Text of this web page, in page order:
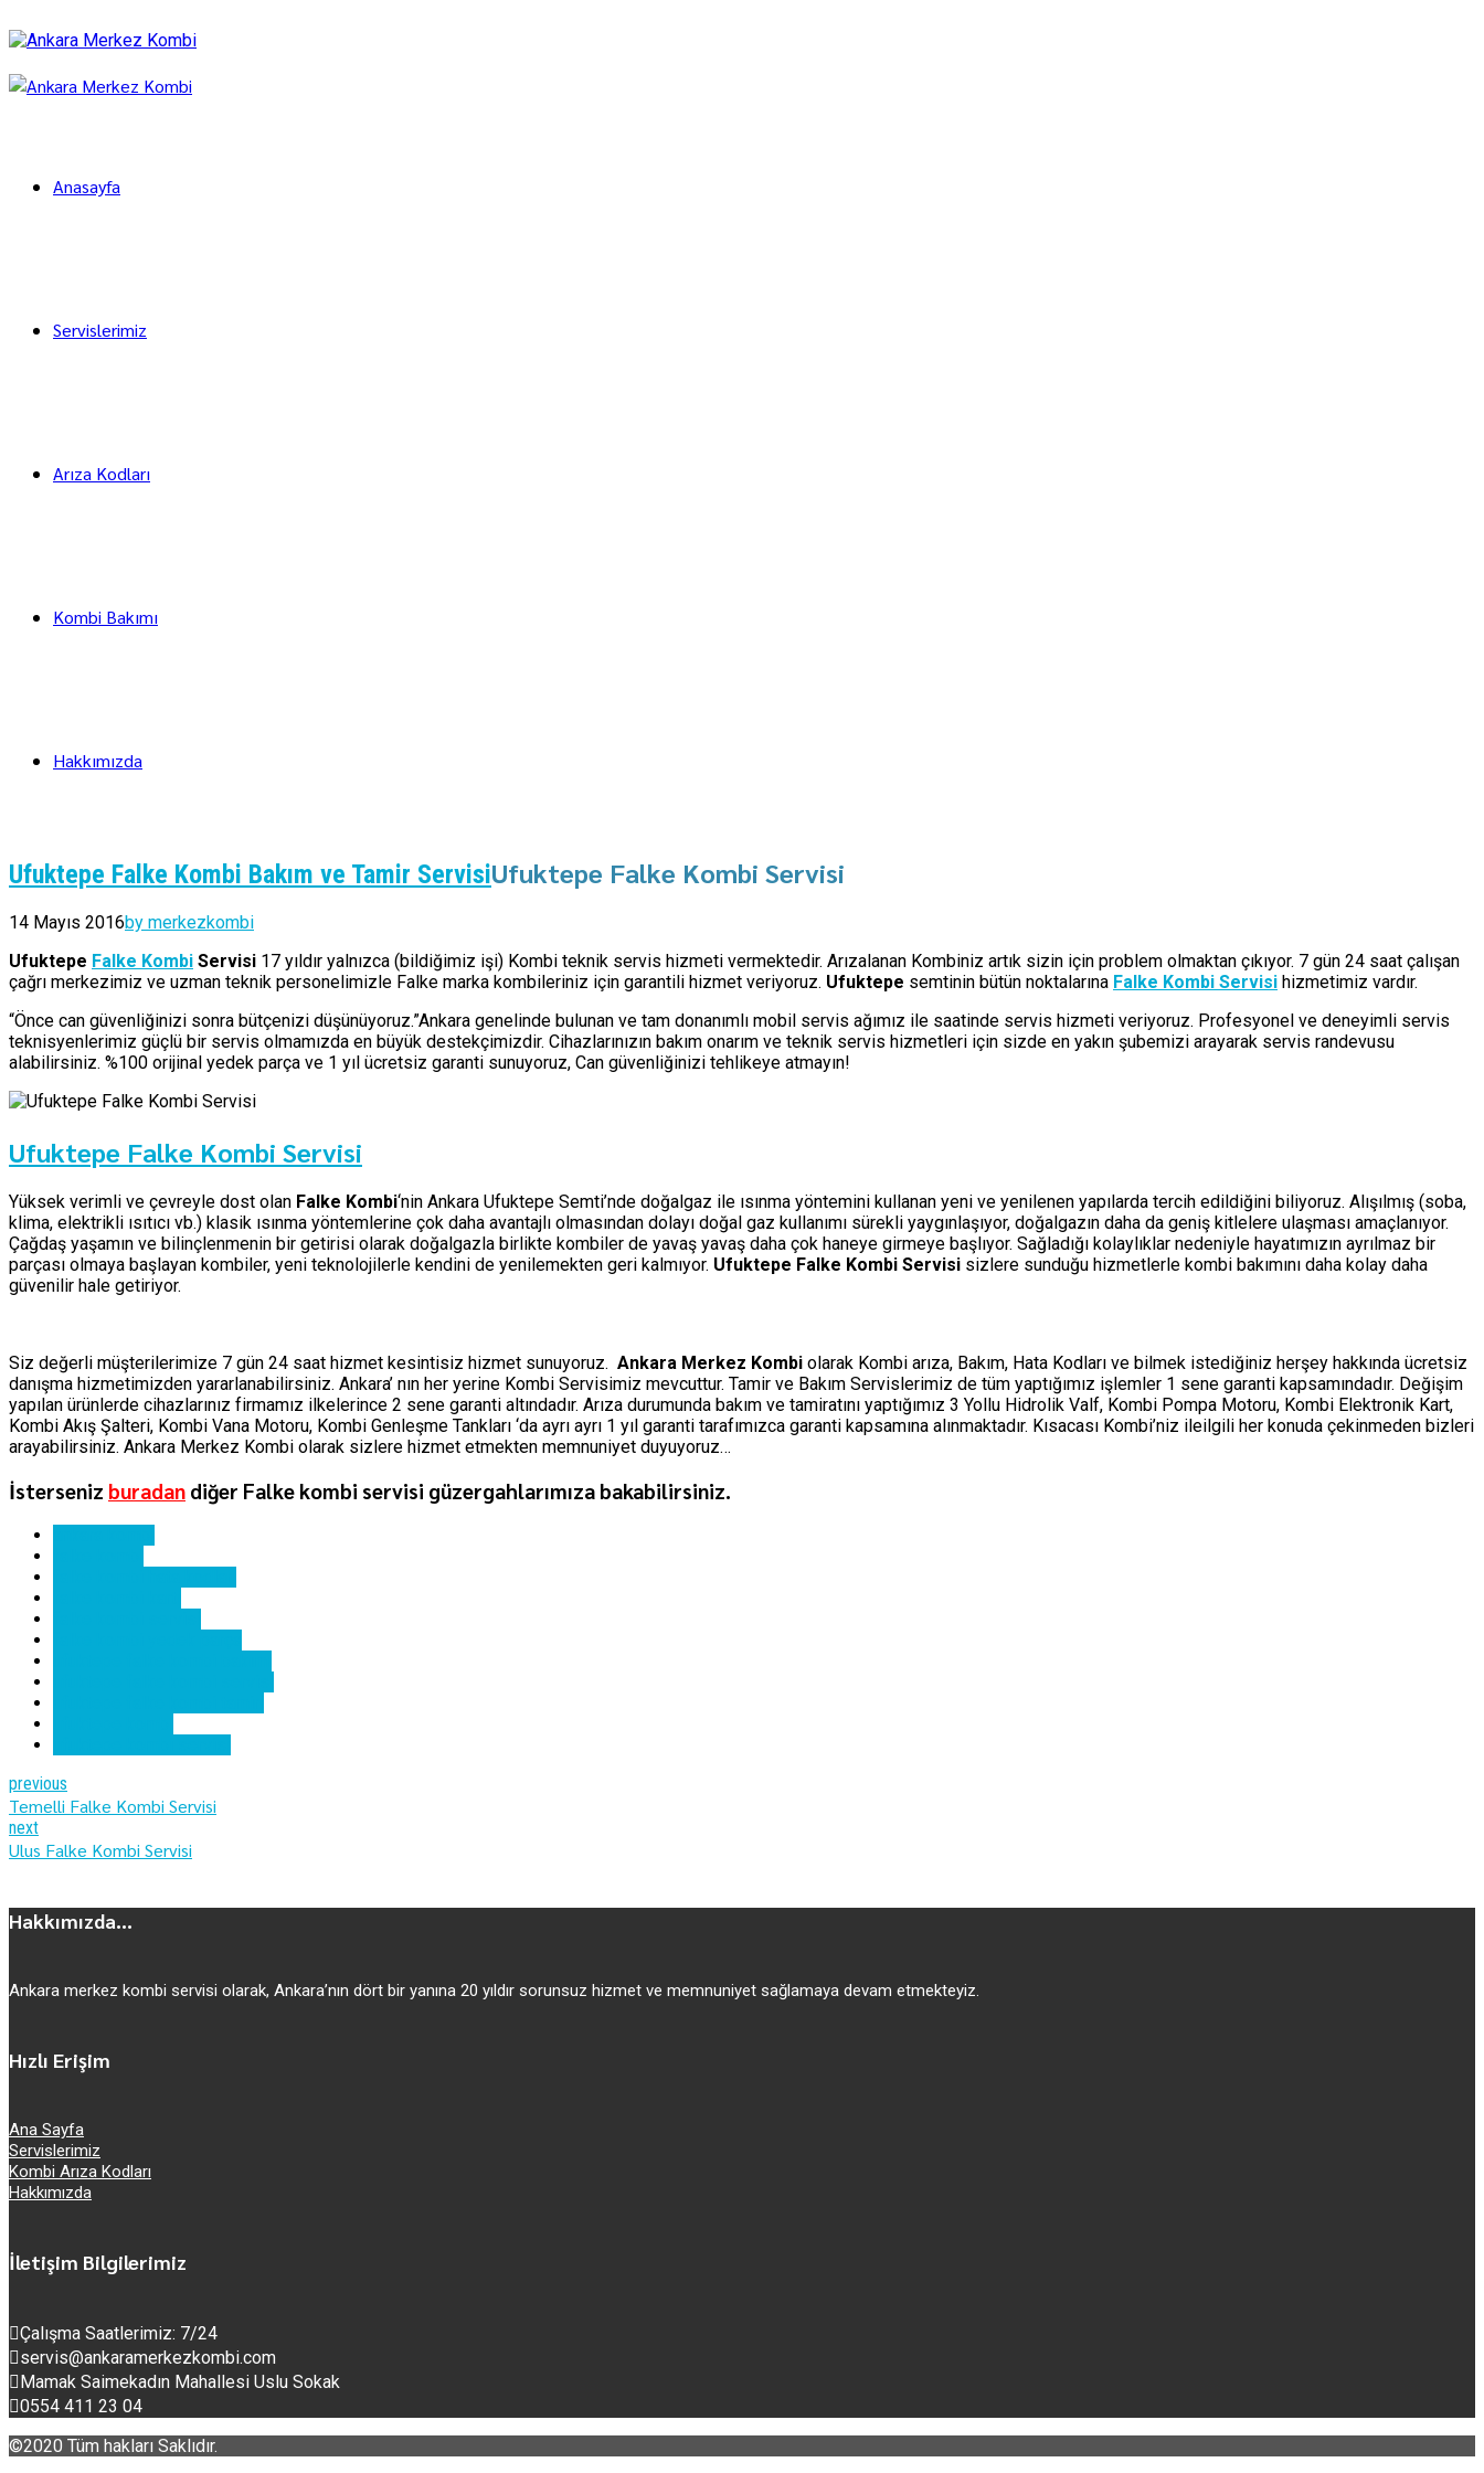
Anasayfa
Servislerimiz
Arıza Kodları
Kombi Bakımı
Hakkımızda
Ufuktepe Falke Kombi Bakım ve Tamir ServisiUfuktepe Falke Kombi Servisi
14 Mayıs 2016by merkezkombi
Ufuktepe Falke Kombi Servisi 17 yıldır yalnızca (bildiğimiz işi) Kombi teknik servis hizmeti vermektedir. Arızalanan Kombiniz artık sizin için problem olmaktan çıkıyor. 7 gün 24 saat çalışan
çağrı merkezimiz ve uzman teknik personelimizle Falke marka kombileriniz için garantili hizmet veriyoruz. Ufuktepe semtinin bütün noktalarına Falke Kombi Servisi hizmetimiz vardır.
“Önce can güvenliğinizi sonra bütçenizi düşünüyoruz.”Ankara genelinde bulunan ve tam donanımlı mobil servis ağımız ile saatinde servis hizmeti veriyoruz. Profesyonel ve deneyimli servis
teknisyenlerimiz güçlü bir servis olmamızda en büyük destekçimizdir. Cihazlarınızın bakım onarım ve teknik servis hizmetleri için sizde en yakın şubemizi arayarak servis randevusu
alabilirsiniz. %100 orijinal yedek parça ve 1 yıl ücretsiz garanti sunuyoruz, Can güvenliğinizi tehlikeye atmayın!
Ufuktepe Falke Kombi Servisi
Yüksek verimli ve çevreyle dost olan Falke Kombi‘nin Ankara Ufuktepe Semti’nde doğalgaz ile ısınma yöntemini kullanan yeni ve yenilenen yapılarda tercih edildiğini biliyoruz. Alışılmış (soba,
klima, elektrikli ısıtıcı vb.) klasik ısınma yöntemlerine çok daha avantajlı olmasından dolayı doğal gaz kullanımı sürekli yaygınlaşıyor, doğalgazın daha da geniş kitlelere ulaşması amaçlanıyor.
Çağdaş yaşamın ve bilinçlenmenin bir getirisi olarak doğalgazla birlikte kombiler de yavaş yavaş daha çok haneye girmeye başlıyor. Sağladığı kolaylıklar nedeniyle hayatımızın ayrılmaz bir
parçası olmaya başlayan kombiler, yeni teknolojilerle kendini de yenilemekten geri kalmıyor. Ufuktepe Falke Kombi Servisi sizlere sunduğu hizmetlerle kombi bakımını daha kolay daha
güvenilir hale getiriyor.
Siz değerli müşterilerimize 7 gün 24 saat hizmet kesintisiz hizmet sunuyoruz. Ankara Merkez Kombi olarak Kombi arıza, Bakım, Hata Kodları ve bilmek istediğiniz herşey hakkında ücretsiz
danışma hizmetimizden yararlanabilirsiniz. Ankara’ nın her yerine Kombi Servisimiz mevcuttur. Tamir ve Bakım Servislerimiz de tüm yaptığımız işlemler 1 sene garanti kapsamındadır. Değişim
yapılan ürünlerde cihazlarınız firmamız ilkelerince 2 sene garanti altındadır. Arıza durumunda bakım ve tamiratını yaptığımız 3 Yollu Hidrolik Valf, Kombi Pompa Motoru, Kombi Elektronik Kart,
Kombi Akış Şalteri, Kombi Vana Motoru, Kombi Genleşme Tankları ‘da ayrı ayrı 1 yıl garanti tarafımızca garanti kapsamına alınmaktadır. Kısacası Kombi’niz ileilgili her konuda çekinmeden bizleri
arayabilirsiniz. Ankara Merkez Kombi olarak sizlere hizmet etmekten memnuniyet duyuyoruz…
İsterseniz buradan diğer Falke kombi servisi güzergahlarımıza bakabilirsiniz.
previous
Temelli Falke Kombi Servisi
next
Ulus Falke Kombi Servisi
Hakkımızda...
Ankara merkez kombi servisi olarak, Ankara’nın dört bir yanına 20 yıldır sorunsuz hizmet ve memnuniyet sağlamaya devam etmekteyiz.
Hızlı Erişim
Ana Sayfa
Servislerimiz
Kombi Arıza Kodları
Hakkımızda
İletişim Bilgilerimiz
Çalışma Saatlerimiz: 7/24
servis@ankaramerkezkombi.com
Mamak Saimekadın Mahallesi Uslu Sokak
0554 411 23 04
©2020 Tüm hakları Saklıdır.